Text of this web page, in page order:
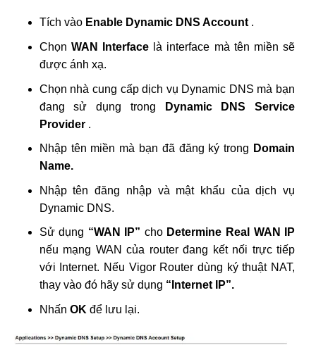
Tích vào Enable Dynamic DNS Account .
Chọn WAN Interface là interface mà tên miền sẽ
được ánh xạ.
Chọn nhà cung cấp dịch vụ Dynamic DNS mà bạn
đang sử dụng trong
Dynamic DNS Service
Provider .
Nhập tên miền mà bạn đã đăng ký trong Domain
Name.
Nhập tên đăng nhập và mật khẩu của dịch vụ
Dynamic DNS.
Sử dụng “WAN IP” cho Determine Real WAN IP
nếu mạng WAN của router đang kết nối trực tiếp
với Internet. Nếu Vigor Router dùng ký thuật NAT,
thay vào đó hãy sử dụng “Internet IP”.
Nhấn OK để lưu lại.